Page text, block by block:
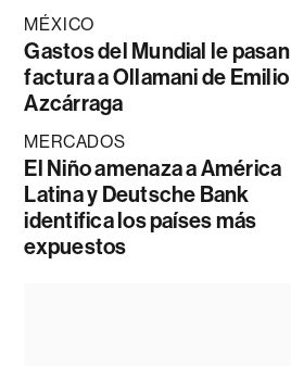
MÉXICO
Gastos del Mundial le pasan
factura a Ollamani de Emilio
Azcárraga
MERCADOS
El Niño amenaza a América
Latina y Deutsche Bank
identifica los países más
expuestos